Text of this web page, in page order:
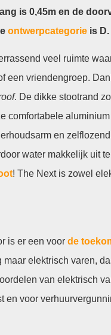
is 0,45m en de
ontwerpcategorie is D.
veel ruimte
een vriendengroep.
. De dikke stootrand
comfortabele
en
water makkelijk uit
! The Next is zowel
is er een voor de
elektrisch varen,
van elektrisch
en voor